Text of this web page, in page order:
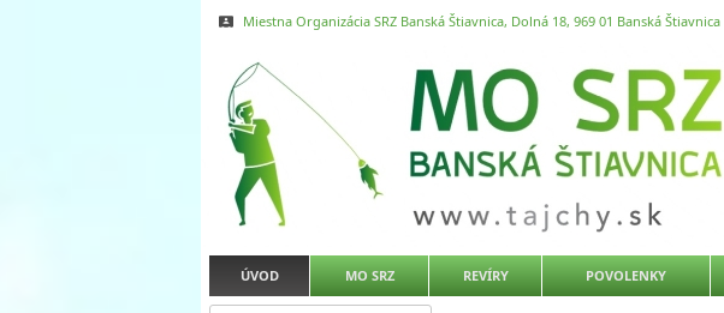
Miestna Organizácia SRZ Banská Štiavnica, Dolná 18, 969 01 Banská Štiavnica
ÚVOD MO SRZ REVÍRY POVOLENKY